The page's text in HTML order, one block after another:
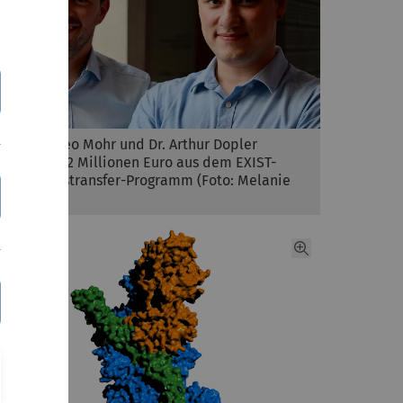
l.) Matteo Mohr und Dr. Arthur Dopler
erhalten 1,2 Millionen Euro aus dem EXIST-
Programm (Foto: Melanie